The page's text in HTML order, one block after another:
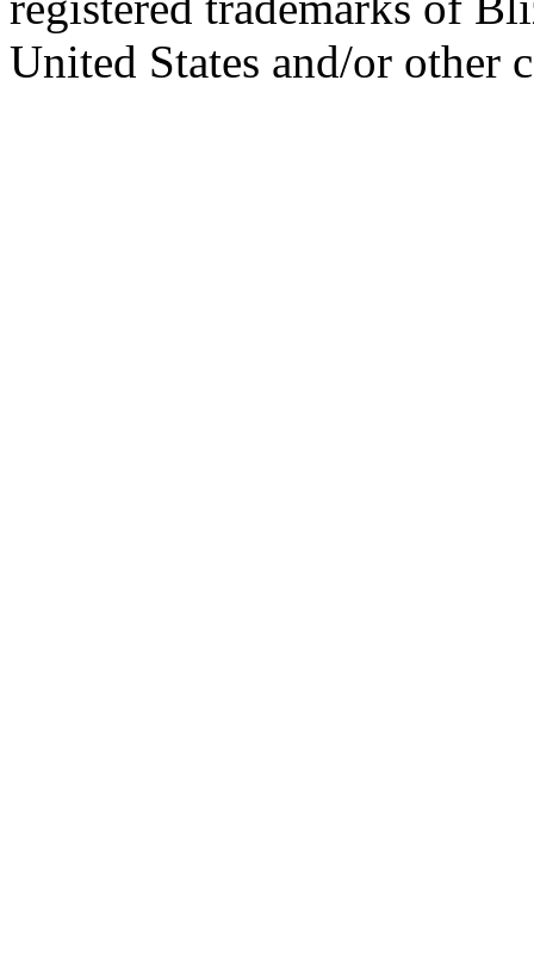
United States and/or other